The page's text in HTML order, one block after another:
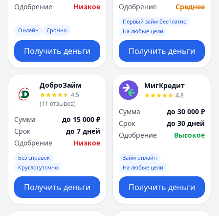
Одобрение
Низкое
Онлайн Срочно
Получить деньги
Одобрение
Среднее
Первый займ бесплатно
На любые цели
Получить деньги
ДоброЗайм
4.5
(11 отзывов)
Сумма
до 15 000 ₽
Срок
до 7 дней
Одобрение
Низкое
Без справок
Круглосуточно
Получить деньги
МигКредит
4.8
Сумма
до 30 000 ₽
Срок
до 30 дней
Одобрение
Высокое
Займ онлайн
На любые цели
Получить деньги